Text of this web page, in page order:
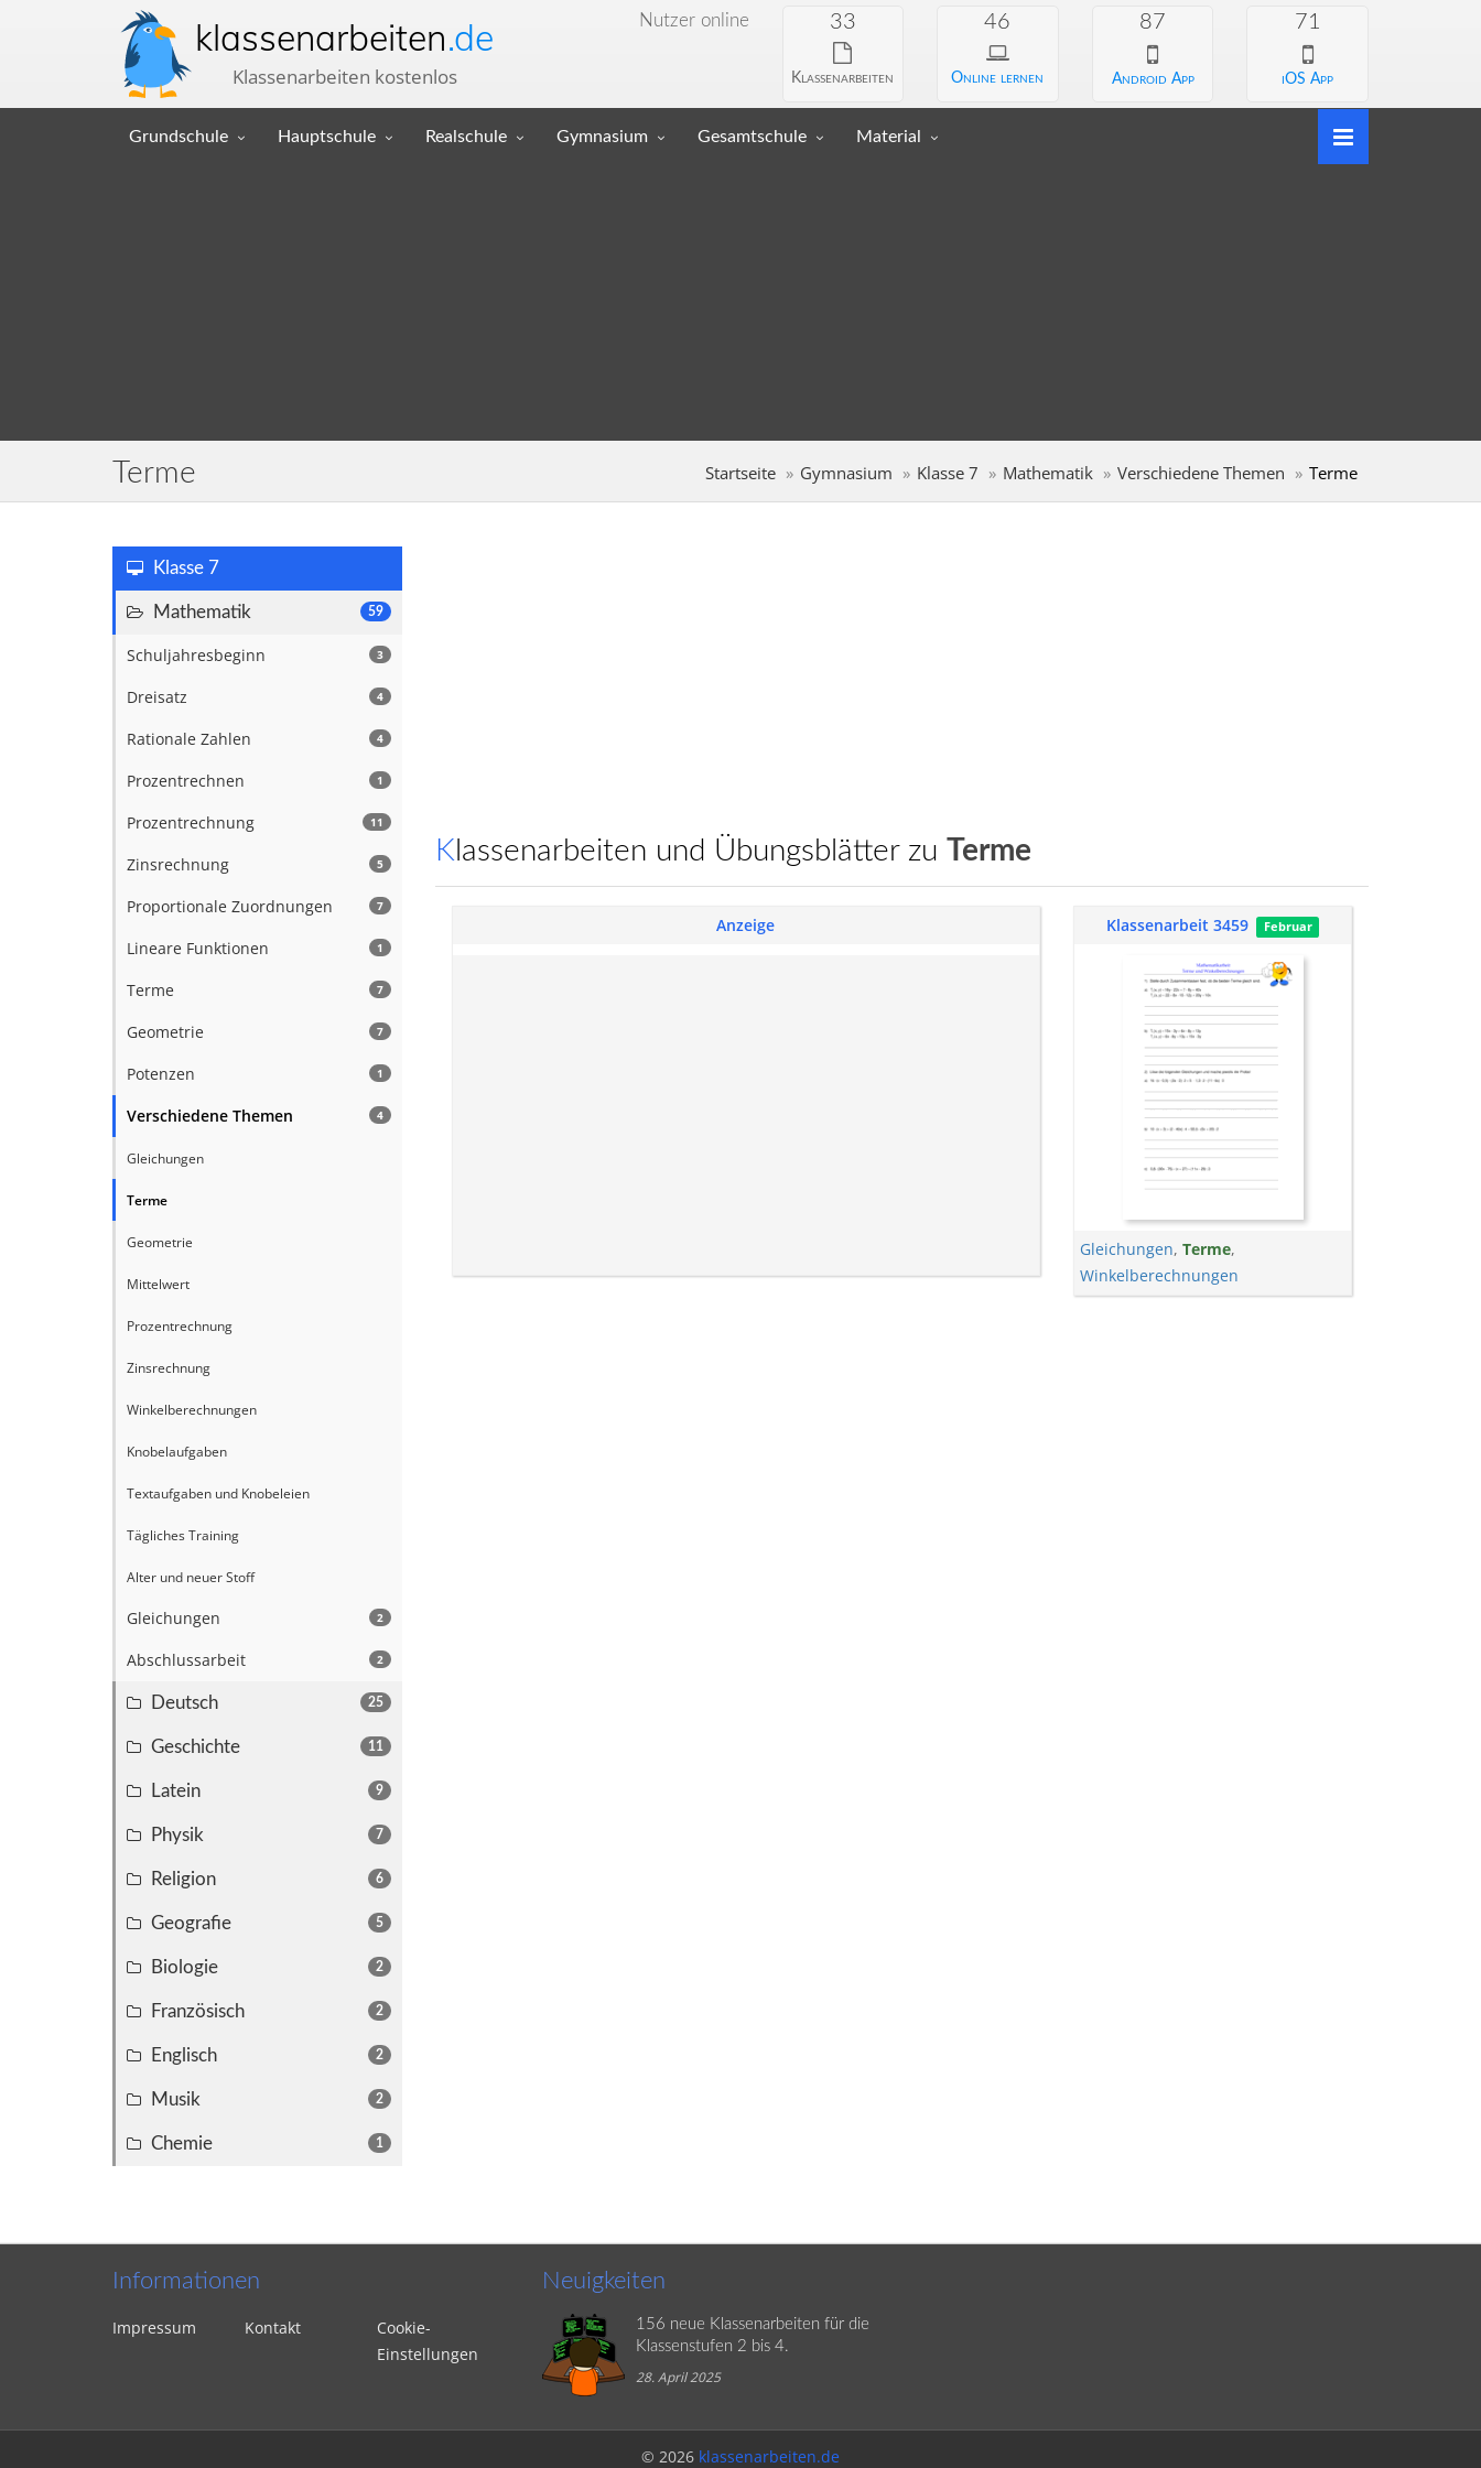
klassenarbeiten.de
Klassenarbeiten kostenlos
Nutzer online 33
Klassenarbeiten
46
Online lernen
87
Android App
71
iOS App
Grundschule Hauptschule Realschule Gymnasium Gesamtschule Material
Terme Startseite Gymnasium Klasse 7 Mathematik Verschiedene Themen Terme
Klasse 7
59
Mathematik
3
Schuljahresbeginn
4
Dreisatz
4
Rationale Zahlen
1
Prozentrechnen
11
Prozentrechnung
5
Zinsrechnung
7
Proportionale Zuordnungen
1
Lineare Funktionen
7
Terme
7
Geometrie
1
Potenzen
4
Verschiedene Themen
Gleichungen
Terme
Geometrie
Mittelwert
Prozentrechnung
Zinsrechnung
Winkelberechnungen
Knobelaufgaben
Textaufgaben und Knobeleien
Tägliches Training
Alter und neuer Stoff
2
Gleichungen
2
Abschlussarbeit
25
Deutsch
11
Geschichte
9
Latein
7
Physik
6
Religion
5
Geografie
2
Biologie
2
Französisch
2
Englisch
2
Musik
1
Chemie
Klassenarbeiten und Übungsblätter zu Terme
Anzeige Klassenarbeit 3459 Februar
Gleichungen,Terme,
Winkelberechnungen
Informationen
Impressum Kontakt
Cookie-
Einstellungen
Neuigkeiten
156 neue Klassenarbeiten für die
Klassenstufen 2 bis 4.
28. April 2025
© 2026 klassenarbeiten.de